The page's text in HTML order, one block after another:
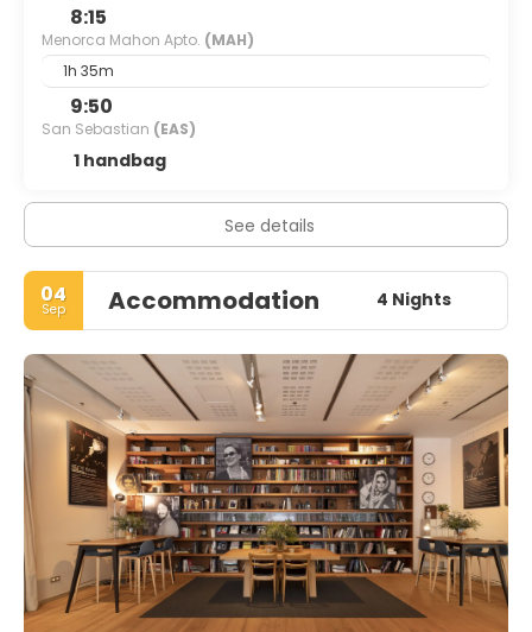
8:15
Menorca Mahon Apto. (MAH)
1h 35m
9:50
San Sebastian (EAS)
1 handbag
See details
04
Sep Accommodation 4 Nights